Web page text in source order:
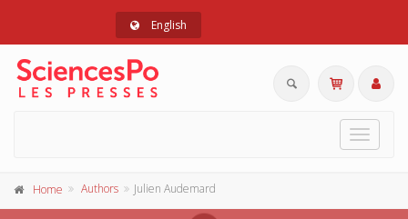
English
Toggle
Home Authors Julien Audemard